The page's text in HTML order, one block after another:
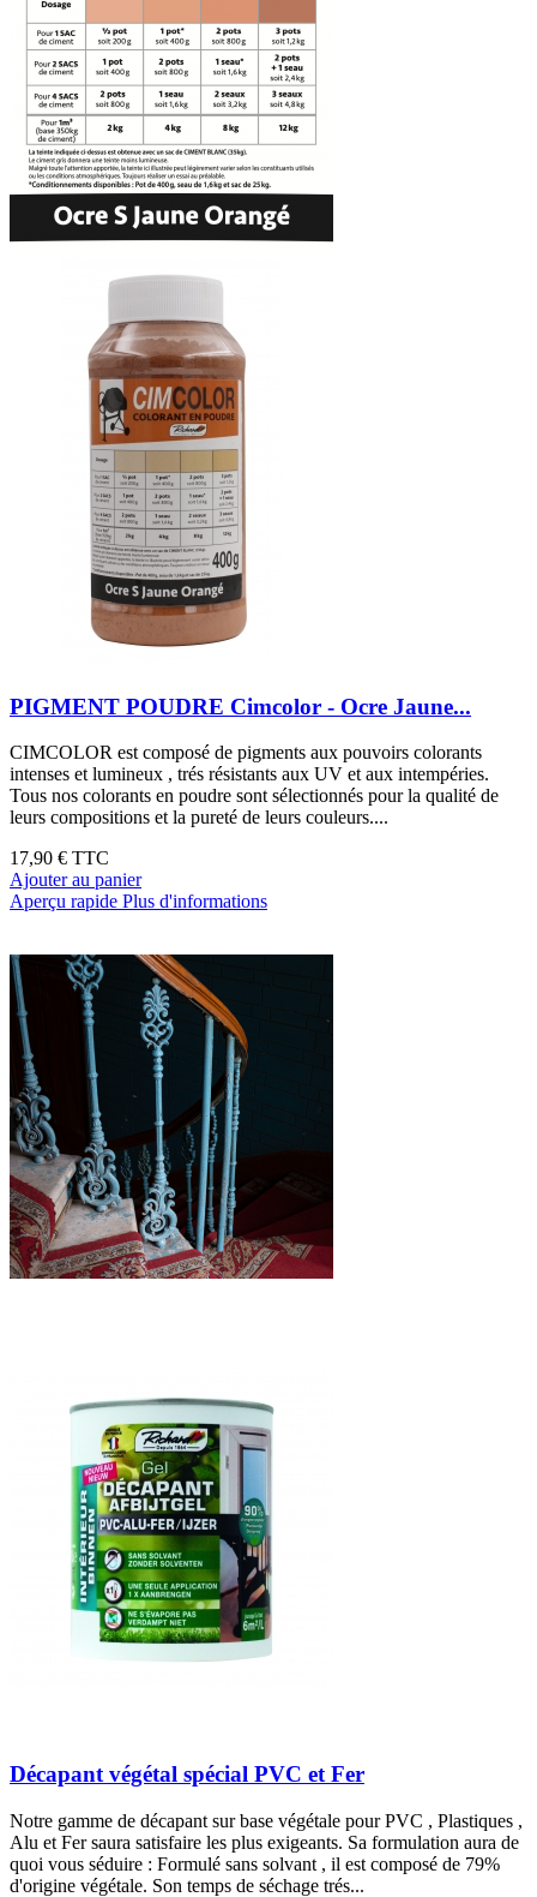
PIGMENT POUDRE Cimcolor - Ocre Jaune...
CIMCOLOR est composé de pigments aux pouvoirs colorants
intenses et lumineux , trés résistants aux UV et aux intempéries.
Tous nos colorants en poudre sont sélectionnés pour la qualité de
leurs compositions et la pureté de leurs couleurs....
17,90 € TTC
Ajouter au panier
Aperçu rapide Plus d'informations
Décapant végétal spécial PVC et Fer
Notre gamme de décapant sur base végétale pour PVC , Plastiques ,
Alu et Fer saura satisfaire les plus exigeants. Sa formulation aura de
quoi vous séduire : Formulé sans solvant , il est composé de 79%
d'origine végétale. Son temps de séchage trés...